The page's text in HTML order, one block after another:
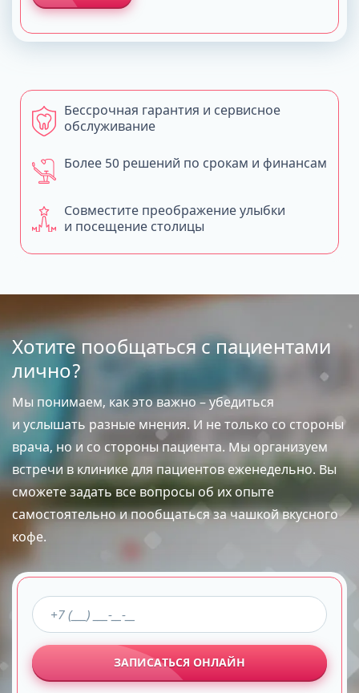
Совместите преображение улыбки
и посещение столицы
Бессрочная гарантия и сервисное
обслуживание
Более 50 решений по срокам и финансам
Хотите пообщаться с пациентами
лично?
Мы понимаем, как это важно – убедиться
и услышать разные мнения. И не только со стороны
врача, но и со стороны пациента. Мы организуем
встречи в клинике для пациентов еженедельно. Вы
сможете задать все вопросы об их опыте
самостоятельно и пообщаться за чашкой вкусного
кофе.
ЗАПИСАТЬСЯ ОНЛАЙН